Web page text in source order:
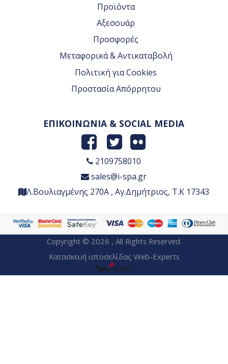
Προϊόντα
Αξεσουάρ
Προσφορές
Μεταφορικά & Αντικαταβολή
Πολιτική για Cookies
Προστασία Απόρρητου
ΕΠΙΚΟΙΝΩΝΙΑ & SOCIAL MEDIA
2109758010
sales@i-spa.gr
Λ.Βουλιαγμένης 270Α , Αγ.Δημήτριος, Τ.Κ 17343
Copyright © 2026 , All Rights Reserved.
Κατασκευή ιστοσελίδας Web-Experts